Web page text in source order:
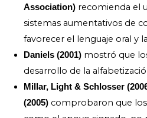
Association) recomienda el
sistemas aumentativos de
favorecer el lenguaje oral y
Daniels (2001) mostró que
desarrollo de la
Millar, Light & Schlosser
(2005) comprobaron que